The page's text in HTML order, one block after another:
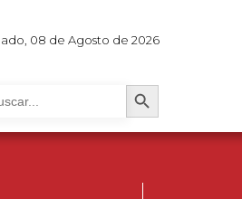
08 de Agosto de 2026
Search Button